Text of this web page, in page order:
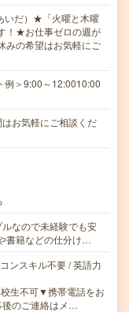
いだ）★「火曜と木曜
！★お仕事ゼロの週が
みの希望はお気軽にご
例＞9:00～12:0010:00
お気軽にご相談くだ
なので未経験でも安
書籍などの仕分け…
ンスキル不要 / 英語力
生不可▼携帯電話をお
後のご連絡はメ…